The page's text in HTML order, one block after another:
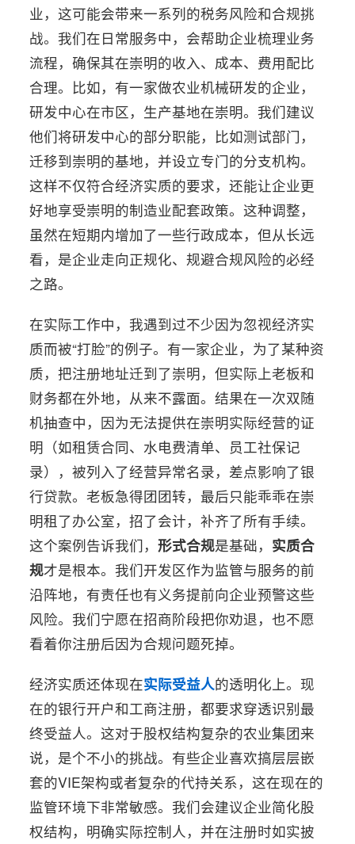
业，这可能会带来一系列的税务风险和合规挑
战。我们在日常服务中，会帮助企业梳理业务
流程，确保其在崇明的收入、成本、费用配比
合理。比如，有一家做农业机械研发的企业，
研发中心在市区，生产基地在崇明。我们建议
他们将研发中心的部分职能，比如测试部门，
迁移到崇明的基地，并设立专门的分支机构。
这样不仅符合经济实质的要求，还能让企业更
好地享受崇明的制造业配套政策。这种调整，
虽然在短期内增加了一些行政成本，但从长远
看，是企业走向正规化、规避合规风险的必经
之路。
在实际工作中，我遇到过不少因为忽视经济实
质而被“打脸”的例子。有一家企业，为了某种资
质，把注册地址迁到了崇明，但实际上老板和
财务都在外地，从来不露面。结果在一次双随
机抽查中，因为无法提供在崇明实际经营的证
明（如租赁合同、水电费清单、员工社保记
录），被列入了经营异常名录，差点影响了银
行贷款。老板急得团团转，最后只能乖乖在崇
明租了办公室，招了会计，补齐了所有手续。
这个案例告诉我们，形式合规是基础， 实质合
规才是根本。我们开发区作为监管与服务的前
沿阵地，有责任也有义务提前向企业预警这些
风险。我们宁愿在招商阶段把你劝退，也不愿
看着你注册后因为合规问题死掉。
经济实质还体现在实际受益人的透明化上。现
在的银行开户和工商注册，都要求穿透识别最
终受益人。这对于股权结构复杂的农业集团来
说，是个不小的挑战。有些企业喜欢搞层层嵌
套的VIE架构或者复杂的代持关系，这在现在的
监管环境下非常敏感。我们会建议企业简化股
权结构，明确实际控制人，并在注册时如实披